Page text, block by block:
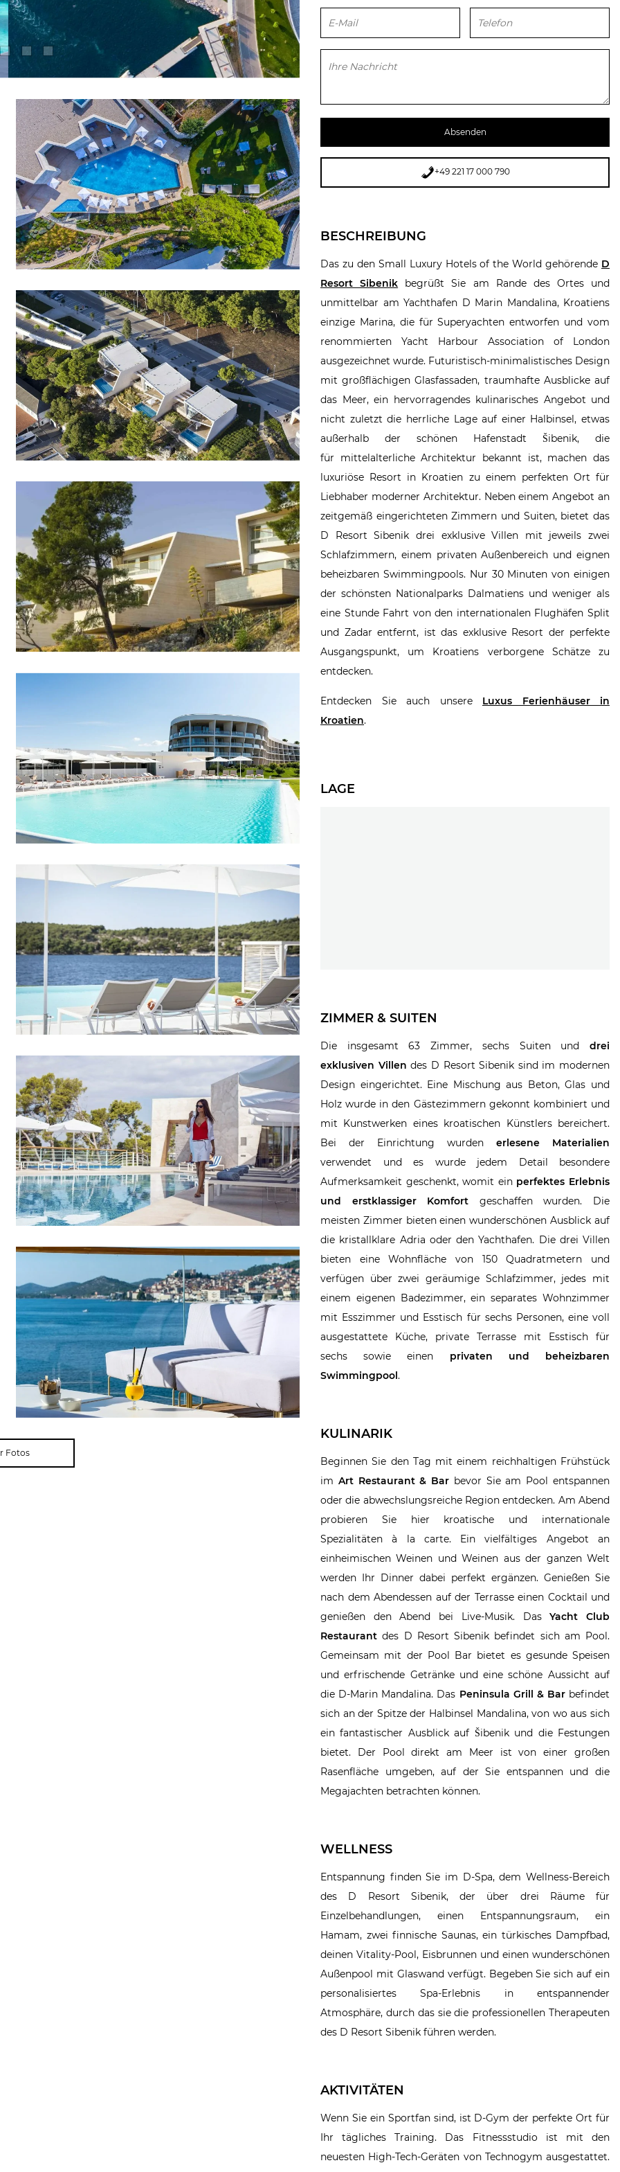
+49 221 17 000 790
BESCHREIBUNG
Das zu den Small Luxury Hotels of the World gehörende D
Resort Sibenik begrüßt Sie am Rande des Ortes und
unmittelbar am Yachthafen D Marin Mandalina, Kroatiens
einzige Marina, die für Superyachten entworfen und vom
renommierten Yacht Harbour Association of London
ausgezeichnet wurde. Futuristisch-minimalistisches Design
mit großflächigen Glasfassaden, traumhafte Ausblicke auf
das Meer, ein hervorragendes kulinarisches Angebot und
nicht zuletzt die herrliche Lage auf einer Halbinsel, etwas
außerhalb der schönen Hafenstadt Šibenik, die
für mittelalterliche Architektur bekannt ist, machen das
luxuriöse Resort in Kroatien zu einem perfekten Ort für
Liebhaber moderner Architektur. Neben einem Angebot an
zeitgemäß eingerichteten Zimmern und Suiten, bietet das
D Resort Sibenik drei exklusive Villen mit jeweils zwei
Schlafzimmern, einem privaten Außenbereich und eignen
beheizbaren Swimmingpools. Nur 30 Minuten von einigen
der schönsten Nationalparks Dalmatiens und weniger als
eine Stunde Fahrt von den internationalen Flughäfen Split
und Zadar entfernt, ist das exklusive Resort der perfekte
Ausgangspunkt, um Kroatiens verborgene Schätze zu
entdecken.
Entdecken Sie auch unsere Luxus Ferienhäuser in
Kroatien.
LAGE
ZIMMER & SUITEN
Die insgesamt 63 Zimmer, sechs Suiten und drei
exklusiven Villen des D Resort Sibenik sind im modernen
Design eingerichtet. Eine Mischung aus Beton, Glas und
Holz wurde in den Gästezimmern gekonnt kombiniert und
mit Kunstwerken eines kroatischen Künstlers bereichert.
Bei der Einrichtung wurden erlesene Materialien
verwendet und es wurde jedem Detail besondere
Aufmerksamkeit geschenkt, womit ein perfektes Erlebnis
und erstklassiger Komfort geschaffen wurden. Die
meisten Zimmer bieten einen wunderschönen Ausblick auf
die kristallklare Adria oder den Yachthafen. Die drei Villen
bieten eine Wohnfläche von 150 Quadratmetern und
verfügen über zwei geräumige Schlafzimmer, jedes mit
einem eigenen Badezimmer, ein separates Wohnzimmer
mit Esszimmer und Esstisch für sechs Personen, eine voll
ausgestattete Küche, private Terrasse mit Esstisch für
sechs sowie einen privaten und beheizbaren
Swimmingpool.
KULINARIK
Beginnen Sie den Tag mit einem reichhaltigen Frühstück
im Art Restaurant & Bar bevor Sie am Pool entspannen
oder die abwechslungsreiche Region entdecken. Am Abend
probieren Sie hier kroatische und internationale
Spezialitäten à la carte. Ein vielfältiges Angebot an
einheimischen Weinen und Weinen aus der ganzen Welt
werden Ihr Dinner dabei perfekt ergänzen. Genießen Sie
nach dem Abendessen auf der Terrasse einen Cocktail und
genießen den Abend bei Live-Musik. DasYacht Club
Restaurant des D Resort Sibenik befindet sich am Pool.
Gemeinsam mit der Pool Bar bietet es gesunde Speisen
und erfrischende Getränke und eine schöne Aussicht auf
die D-Marin Mandalina. Das Peninsula Grill & Barbefindet
sich an der Spitze der Halbinsel Mandalina, von wo aus sich
ein fantastischer Ausblick auf Šibenik und die Festungen
bietet. Der Pool direkt am Meer ist von einer großen
Rasenfläche umgeben, auf der Sie entspannen und die
Megajachten betrachten können.
WELLNESS
Entspannung finden Sie im D-Spa, dem Wellness-Bereich
des D Resort Sibenik, der über drei Räume für
Einzelbehandlungen, einen Entspannungsraum, ein
Hamam, zwei finnische Saunas, ein türkisches Dampfbad,
deinen Vitality-Pool, Eisbrunnen und einen wunderschönen
Außenpool mit Glaswand verfügt. Begeben Sie sich auf ein
personalisiertes Spa-Erlebnis in entspannender
Atmosphäre, durch das sie die professionellen Therapeuten
des D Resort Sibenik führen werden.
AKTIVITÄTEN
Wenn Sie ein Sportfan sind, ist D-Gym der perfekte Ort für
Ihr tägliches Training. Das Fitnessstudio ist mit den
neuesten High-Tech-Geräten von Technogym ausgestattet.
Fotos